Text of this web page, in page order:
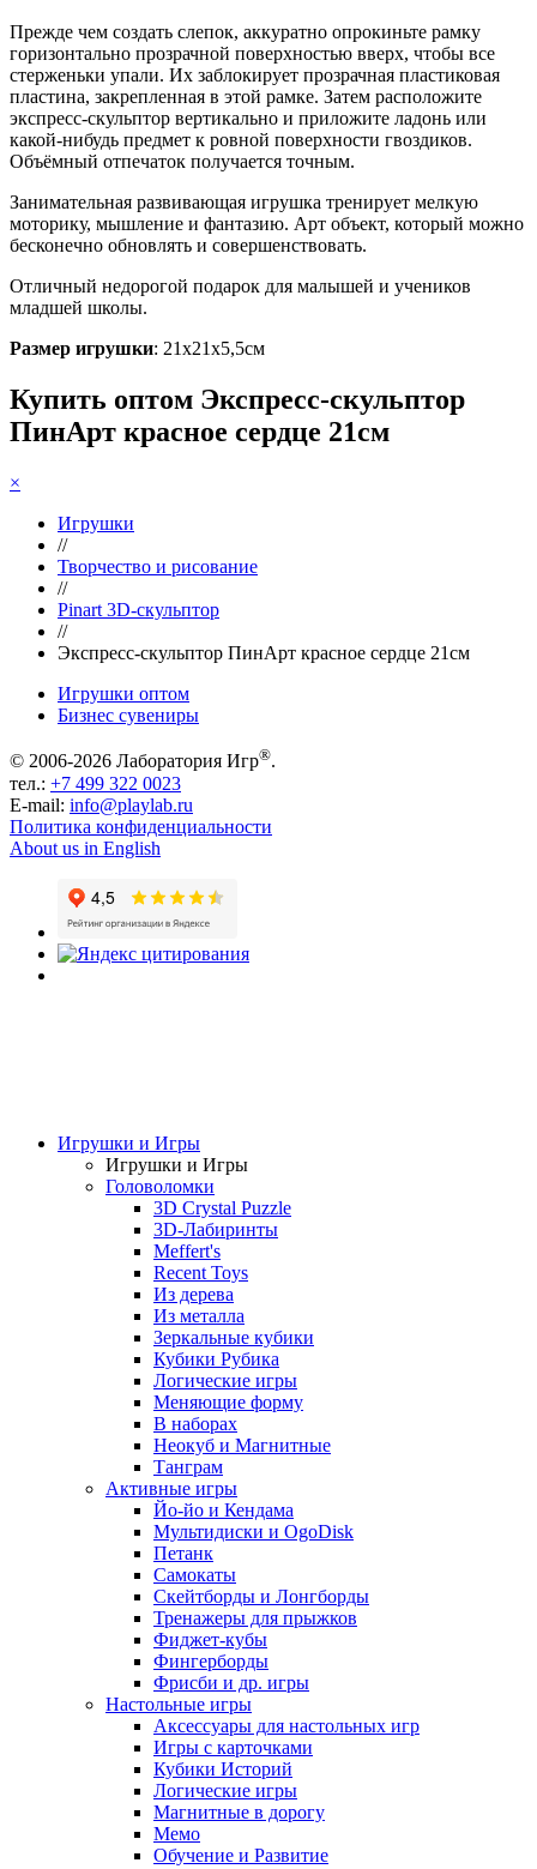
Прежде чем создать слепок, аккуратно опрокиньте рамку
горизонтально прозрачной поверхностью вверх, чтобы все
стерженьки упали. Их заблокирует прозрачная пластиковая
пластина, закрепленная в этой рамке. Затем расположите
экспресс-скульптор вертикально и приложите ладонь или
какой-нибудь предмет к ровной поверхности гвоздиков.
Объёмный отпечаток получается точным.
Занимательная развивающая игрушка тренирует мелкую
моторику, мышление и фантазию. Арт объект, который можно
бесконечно обновлять и совершенствовать.
Отличный недорогой подарок для малышей и учеников
младшей школы.
Размер игрушки: 21х21х5,5см
Купить оптом Экспресс-скульптор
ПинАрт красное сердце 21см
×
Игрушки
//
Творчество и рисование
//
Pinart 3D-скульптор
//
Экспресс-скульптор ПинАрт красное сердце 21см
Игрушки оптом
Бизнес сувениры
© 2006-2026 Лаборатория Игр®.
тел.: +7 499 322 0023
E-mail: info@playlab.ru
Политика конфиденциальности
About us in English
Игрушки и Игры
Игрушки и Игры
Головоломки
3D Crystal Puzzle
3D-Лабиринты
Meffert's
Recent Toys
Из дерева
Из металла
Зеркальные кубики
Кубики Рубика
Логические игры
Меняющие форму
В наборах
Неокуб и Магнитные
Танграм
Активные игры
Йо-йо и Кендама
Мультидиски и OgoDisk
Петанк
Самокаты
Скейтборды и Лонгборды
Тренажеры для прыжков
Фиджет-кубы
Фингерборды
Фрисби и др. игры
Настольные игры
Аксессуары для настольных игр
Игры с карточками
Кубики Историй
Логические игры
Магнитные в дорогу
Мемо
Обучение и Развитие